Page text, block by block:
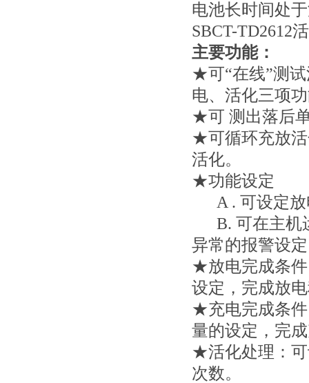
电池长时间处
SBCT-TD2612
主要功能：
★可“在线”测
电、活化三项
★可 测出落后
★可循环充放活
活化。
★功能设定
A . 可设定放
B. 可在主机
异常的报警设
★放电完成条件
设定，完成放
★充电完成条件
量的设定，完
★活化处理：可
次数。